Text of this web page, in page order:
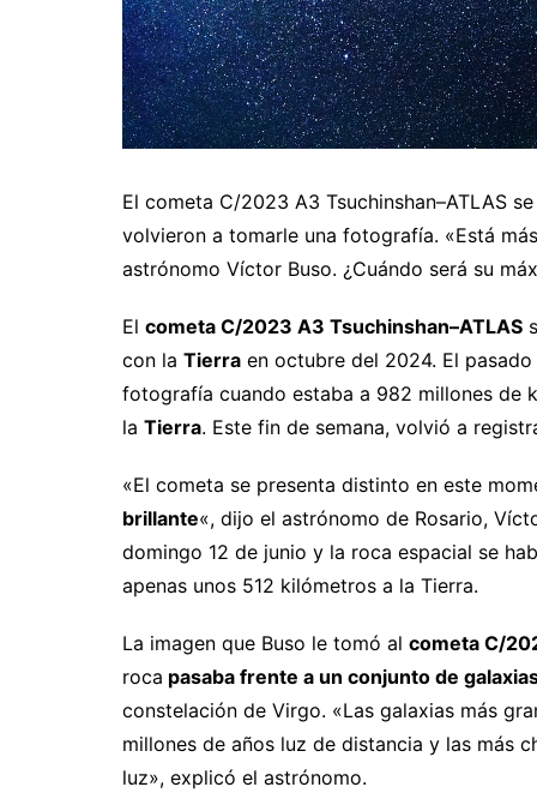
El cometa C/2023 A3 Tsuchinshan–ATLAS
volvieron a tomarle una fotografía. «Está
astrónomo Víctor Buso. ¿Cuándo será su
El cometa C/2023 A3 Tsuchinshan–ATLAS
con la Tierra en octubre del 2024. El
fotografía cuando estaba a 982 millones de
la Tierra. Este fin de semana, volvió a
«El cometa se presenta distinto en este
brillante«, dijo el astrónomo de Rosario,
domingo 12 de junio y la roca espacial se
apenas unos 512 kilómetros a la Tierra.
La imagen que Buso le tomó al cometa C/
roca pasaba frente a un conjunto de
constelación de Virgo. «Las galaxias más
millones de años luz de distancia y las más
luz», explicó el astrónomo.